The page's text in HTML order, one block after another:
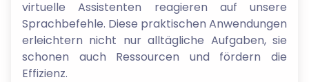
virtuelle Assistenten reagieren auf unsere
Sprachbefehle. Diese praktischen Anwendungen
erleichtern nicht nur alltägliche Aufgaben, sie
schonen auch Ressourcen und fördern die
Effizienz.